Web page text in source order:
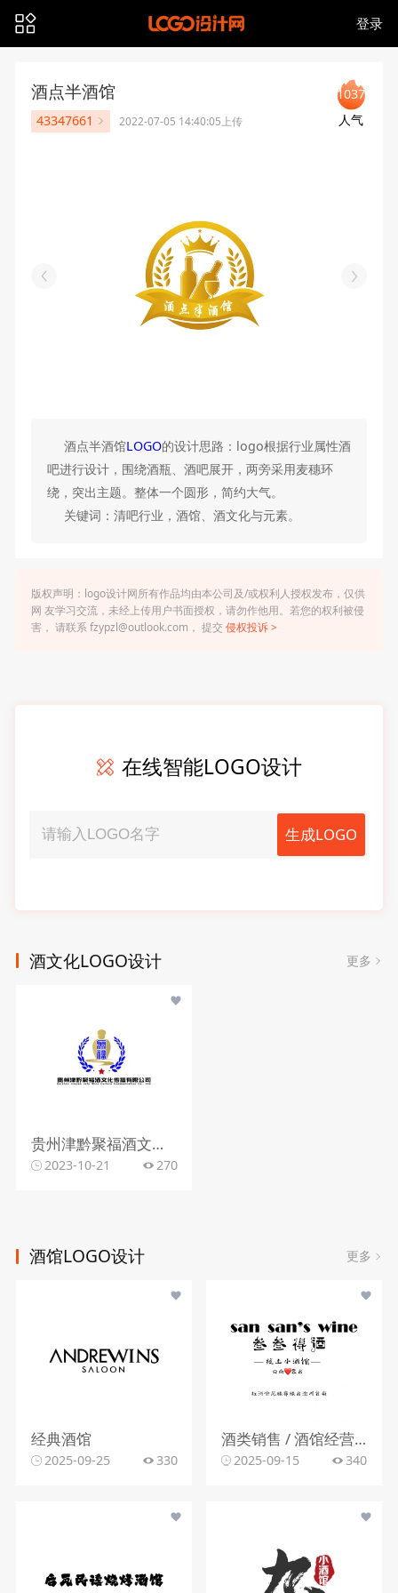
登录
酒点半酒馆
43347661 2022-07-05 14:40:05上传
1037
人气
酒点半酒馆LOGO的设计思路：logo根据行业属性酒
吧进行设计，围绕酒瓶、酒吧展开，两旁采用麦穗环
绕，突出主题。整体一个圆形，简约大气。
关键词：清吧行业，酒馆、酒文化与元素。
版权声明：logo设计网所有作品均由本公司及/或权利人授权发布，仅供
网 友学习交流，未经上传用户书面授权，请勿作他用。若您的权利被侵
害， 请联系 fzypzl@outlook.com， 提交 侵权投诉 >
在线智能LOGO设计
生成LOGO
酒文化LOGO设计 更多
贵州津黔聚福酒文化传播有限公司
2023-10-21 270
酒馆LOGO设计 更多
经典酒馆
2025-09-25 330
酒类销售 / 酒馆经营行业
2025-09-15 340